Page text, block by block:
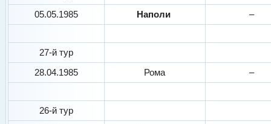
05.05.1985
Наполи –
27-й тур
28.04.1985
Рома –
26-й тур